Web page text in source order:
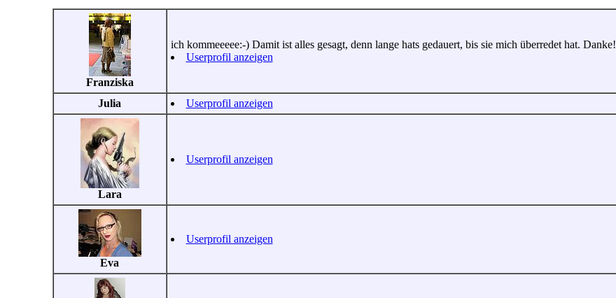
Franziska
ich kommeeeee:-) Damit ist alles gesagt, denn lange hats gedauert, bis sie mich überredet hat. Danke!
Userprofil anzeigen
Julia Userprofil anzeigen
Lara
Userprofil anzeigen
Eva
Userprofil anzeigen